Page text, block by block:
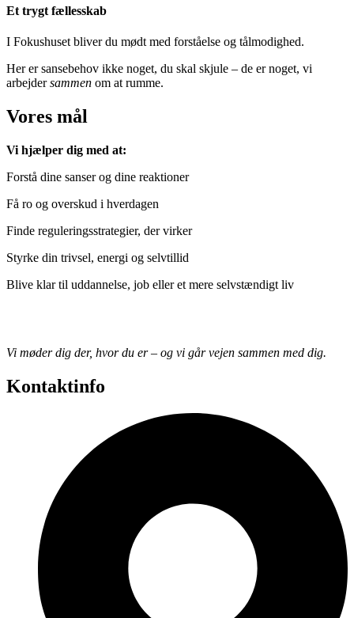
Et trygt fællesskab
I Fokushuset bliver du mødt med forståelse og tålmodighed.
Her er sansebehov ikke noget, du skal skjule – de er noget, vi
arbejdersammen om at rumme.
Vores mål
Vi hjælper dig med at:
Forstå dine sanser og dine reaktioner
Få ro og overskud i hverdagen
Finde reguleringsstrategier, der virker
Styrke din trivsel, energi og selvtillid
Blive klar til uddannelse, job eller et mere selvstændigt liv
Vi møder dig der, hvor du er – og vi går vejen sammen med dig.
Kontaktinfo